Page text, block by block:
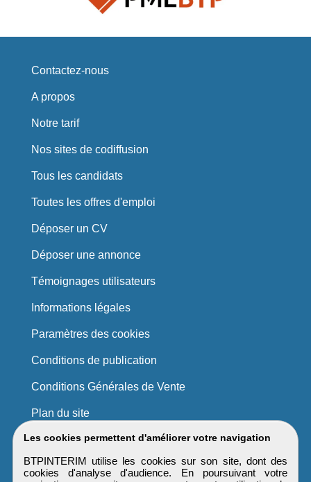
Les cookies permettent d'améliorer votre navigation
BTPINTERIM utilise les cookies sur son site, dont des
cookies d'analyse d'audience. En poursuivant votre
Contactez-nous
A propos
Notre tarif
Nos sites de codiffusion
Tous les candidats
Toutes les offres d'emploi
Déposer un CV
Déposer une annonce
Témoignages utilisateurs
Informations légales
Paramètres des cookies
Conditions de publication
Conditions Générales de Vente
Plan du site